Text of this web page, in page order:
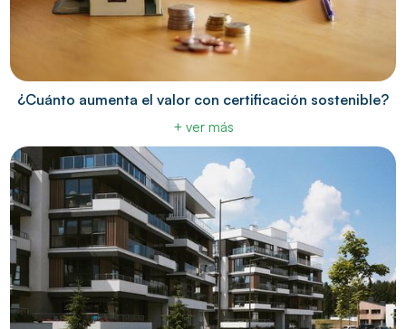
¿Cuánto aumenta el valor con certificación sostenible?
+ ver más